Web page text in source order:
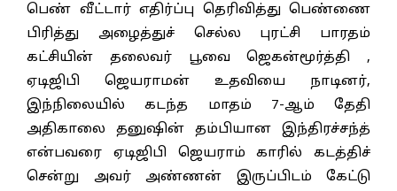
பெண் வீட்டார் எதிர்ப்பு தெரிவித்து பெண்ணை
பிரித்து அழைத்துச் செல்ல புரட்சி பாரதம்
கட்சியின் தலைவர் பூவை ஜெகன்மூர்த்தி ,
ஏடிஜிபி ஜெயராமன் உதவியை நாடினர்,
இந்நிலையில் கடந்த மாதம் 7-ஆம் தேதி
அதிகாலை தனுஷின் தம்பியான இந்திரச்சந்த்
என்பவரை ஏடிஜிபி ஜெயராம் காரில் கடத்திச்
சென்று அவர் அண்ணன் இருப்பிடம் கேட்டு